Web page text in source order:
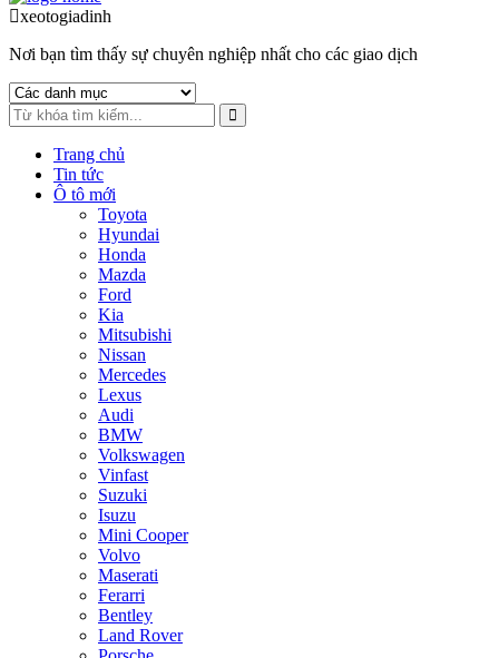
to
toxeotogiadinh
Nơi bạn tìm thấy sự chuyên nghiệp nhất cho các giao dịch
Trang chủ
Tin tức
Ô tô mới
Toyota
Hyundai
Honda
Mazda
Ford
Kia
Mitsubishi
Nissan
Mercedes
Lexus
Audi
BMW
Volkswagen
Vinfast
Suzuki
Isuzu
Mini Cooper
Volvo
Maserati
Ferarri
Bentley
Land Rover